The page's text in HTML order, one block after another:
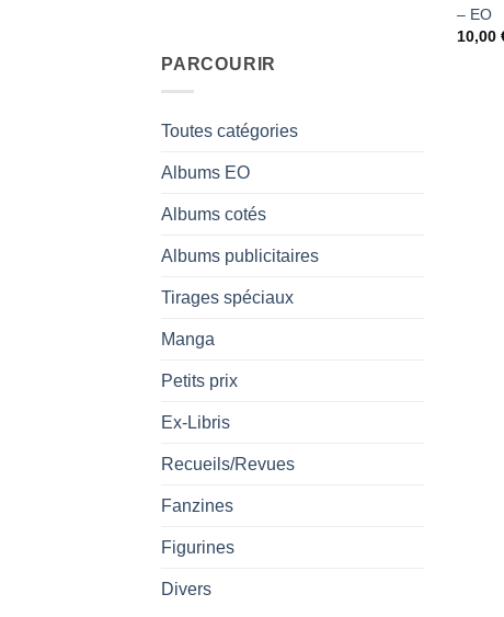
PARCOURIR
Toutes catégories
Albums EO
Albums cotés
Albums publicitaires
Tirages spéciaux
Manga
Petits prix
Ex-Libris
Recueils/Revues
Fanzines
Figurines
Divers
– EO
10,00